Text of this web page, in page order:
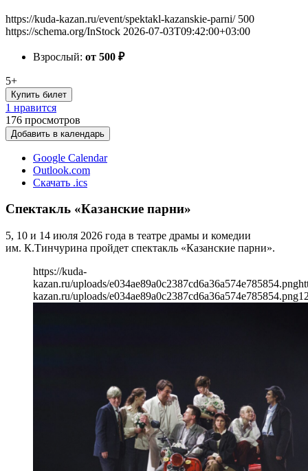
https://kuda-kazan.ru/event/spektakl-kazanskie-parni/ 500
https://schema.org/InStock 2026-07-03T09:42:00+03:00
Взрослый: от 500 ₽
5+
Купить билет
1 нравится
176 просмотров
Добавить в календарь
Google Calendar
Outlook.com
Скачать .ics
Спектакль «Казанские парни»
5, 10 и 14 июля 2026 года в театре драмы и комедии
им. К.Тинчурина пройдет спектакль «Казанские парни».
https://kuda-
kazan.ru/uploads/e034ae89a0c2387cd6a36a574e785854.png
kazan.ru/uploads/e034ae89a0c2387cd6a36a574e785854.png